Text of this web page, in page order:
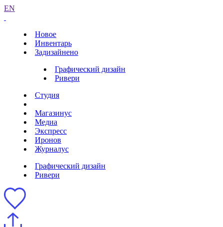
EN
Новое
Инвентарь
Задизайнено
Графический дизайн
Ривери
Студия
Магазинус
Медиа
Экспресс
Иронов
Журналус
Графический дизайн
Ривери